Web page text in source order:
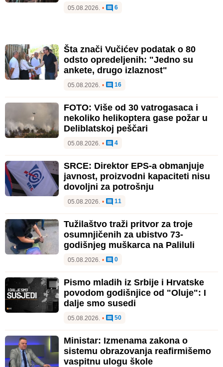
05.08.2026. • 6
Šta znači Vučićev podatak o 80
odsto opredeljenih: "Jedno su
ankete, drugo izlaznost"
05.08.2026. • 16
FOTO: Više od 30 vatrogasaca i
nekoliko helikoptera gase požar u
Deliblatskoj peščari
05.08.2026. • 4
SRCE: Direktor EPS-a obmanjuje
javnost, proizvodni kapaciteti nisu
dovoljni za potrošnju
05.08.2026. • 11
Tužilaštvo traži pritvor za troje
osumnjičenih za ubistvo 73-
godišnjeg muškarca na Paliluli
05.08.2026. • 0
Pismo mladih iz Srbije i Hrvatske
povodom godišnjice od "Oluje": I
dalje smo susedi
05.08.2026. • 50
Ministar: Izmenama zakona o
sistemu obrazovanja reafirmišemo
vaspitnu ulogu škole